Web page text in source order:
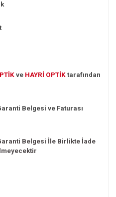
ve HAYRİ OPTİK tarafından
Belgesi ve Faturası
Belgesi İle Birlikte İade